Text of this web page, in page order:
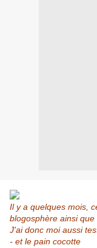
Il y a quelques mois,
blogosphère ainsi que
J'ai donc moi aussi
- et le pain cocotte